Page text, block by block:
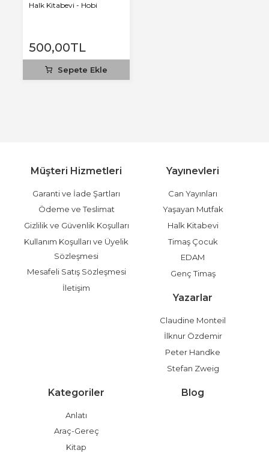
Halk Kitabevi - Hobi
500,00TL
Sepete Ekle
Müşteri Hizmetleri
Garanti ve İade Şartları
Ödeme ve Teslimat
Gizlilik ve Güvenlik Koşulları
Kullanım Koşulları ve Üyelik
Sözleşmesi
Mesafeli Satış Sözleşmesi
İletişim
Yayınevleri
Can Yayınları
Yaşayan Mutfak
Halk Kitabevi
Timaş Çocuk
EDAM
Genç Timaş
Yazarlar
Claudine Monteil
İlknur Özdemir
Peter Handke
Stefan Zweig
Kategoriler
Anlatı
Araç-Gereç
Kitap
Blog